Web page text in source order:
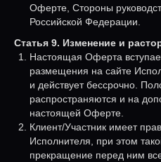
Оферте, Стороны
Российской Федерации.
Статья 9. Изменение и
Настоящая Оферта
размещения на сайте
и действует бессрочно.
распространяются и на
настоящей Оферте.
Клиент/Участник имеет
Исполнителя, при этом
прекращение перед ним